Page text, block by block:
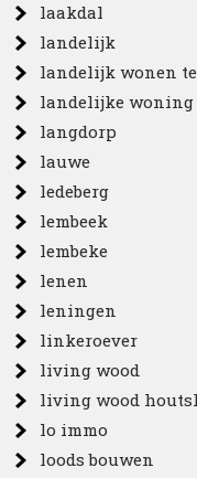
laakdal
landelijk
landelijk wonen
landelijke woning
langdorp
lauwe
ledeberg
lembeek
lembeke
lenen
leningen
linkeroever
living wood
living wood
lo immo
loods bouwen